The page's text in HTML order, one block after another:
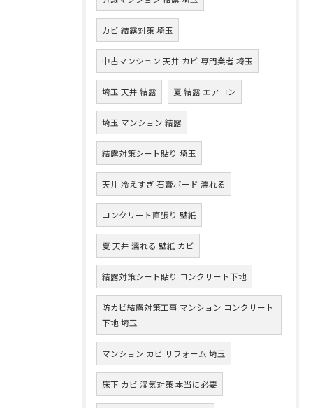
カビ 結露対策 埼玉
中古マンション 天井 カビ 専門業者 埼玉
埼玉 天井 結露 夏 結露 エアコン
埼玉 マンション 結露
結露対策シート貼り 埼玉
天井 冷えすぎ 石膏ボード 濡れる
コンクリート直張り 壁紙
夏 天井 濡れる 壁紙 カビ
結露対策シート貼り コンクリート下地
防カビ結露対策工事 マンション コンクリート
下地 埼玉
マンション カビ リフォーム 埼玉
床下 カビ 湿気対策 本当に必要